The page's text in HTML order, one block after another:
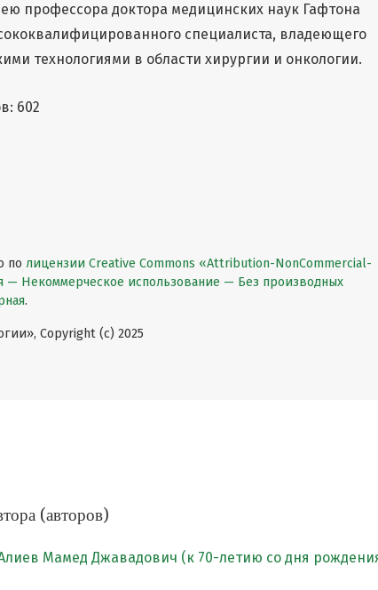
профессора доктора медицинских наук Гафтона
специалиста, владеющего
технологиями в области хирургии и онкологии.
602
по лицензии Creative Commons «Attribution-NonCommercial-
— Некоммерческое использование — Без производных
.
Copyright (c) 2025
(авторов)
Мамед Джавадович (к 70-летию со дня